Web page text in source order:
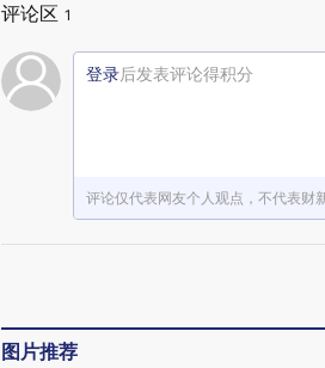
评论区 1
登录后发表评论得积分
评论仅代表网友个人观点，不代表财
图片推荐